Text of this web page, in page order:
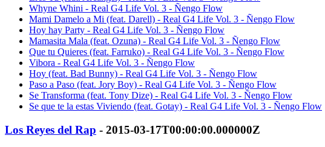
Whyne Whini - Real G4 Life Vol. 3 - Ñengo Flow
Mami Damelo a Mi (feat. Darell) - Real G4 Life Vol. 3 - Ñengo Flow
Hoy hay Party - Real G4 Life Vol. 3 - Ñengo Flow
Mamasita Mala (feat. Ozuna) - Real G4 Life Vol. 3 - Ñengo Flow
Que tu Quieres (feat. Farruko) - Real G4 Life Vol. 3 - Ñengo Flow
Vibora - Real G4 Life Vol. 3 - Ñengo Flow
Hoy (feat. Bad Bunny) - Real G4 Life Vol. 3 - Ñengo Flow
Paso a Paso (feat. Jory Boy) - Real G4 Life Vol. 3 - Ñengo Flow
Se Transforma (feat. Tony Dize) - Real G4 Life Vol. 3 - Ñengo Flow
Se que te la estas Viviendo (feat. Gotay) - Real G4 Life Vol. 3 - Ñengo Flow
Los Reyes del Rap - 2015-03-17T00:00:00.000000Z